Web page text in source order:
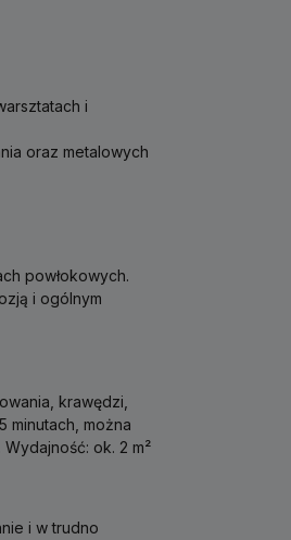
i
oraz metalowych
powłokowych.
i ogólnym
krawędzi,
minutach, można
ok. 2 m²
i w trudno